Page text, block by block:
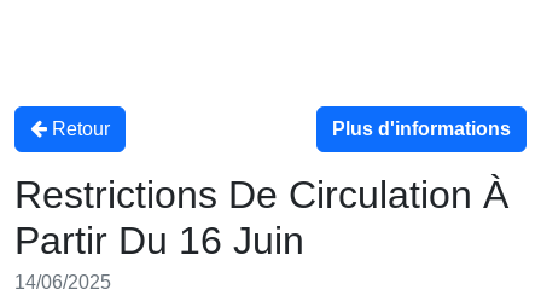
Retour Plus d'informations
Restrictions De Circulation À
Partir Du 16 Juin
14/06/2025